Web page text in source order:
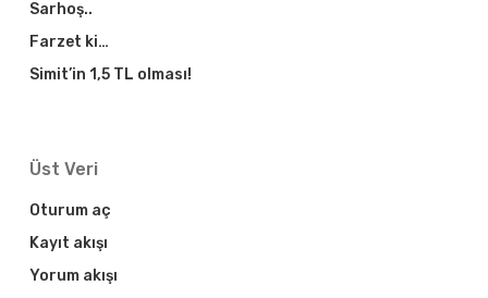
Sarhoş..
Farzet ki…
Simit’in 1,5 TL olması!
Üst Veri
Oturum aç
Kayıt akışı
Yorum akışı